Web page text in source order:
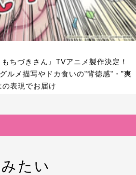
ちづきさん』TVアニメ製作決定！
ルメ描写やドカ食いの”背徳感”・”爽
表現でお届け
たい